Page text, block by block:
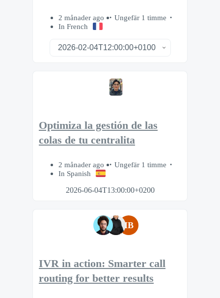
2 månader ago
Ungefär 1 timme
In French
Optimiza la gestión de las
colas de tu centralita
2 månader ago
Ungefär 1 timme
In Spanish
2026-06-04T13:00:00+0200
IB
IVR in action: Smarter call
routing for better results